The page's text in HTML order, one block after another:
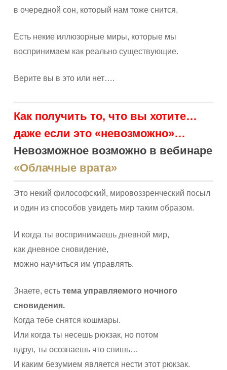
в очередной сон, который нам тоже снится.
Есть некие иллюзорные миры, которые мы
воспринимаем как реально существующие.
Верите вы в это или нет….
Как получить то, что вы хотите…
даже если это «невозможно»…
Невозможное возможно в вебинаре
«Облачные врата»
Это некий философский, мировоззренческий посыл
и один из способов увидеть мир таким образом.
И когда ты воспринимаешь дневной мир,
как дневное сновидение,
можно научиться им управлять.
Знаете, есть тема управляемого ночного
сновидения.
Когда тебе снятся кошмары.
Или когда ты несешь рюкзак, но потом
вдруг, ты осознаешь что спишь…
И каким безумием является нести этот рюкзак.